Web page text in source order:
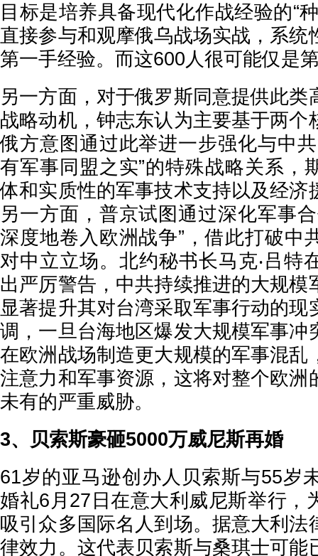
目标是培养具备现代化作战经验的“
直接参与和观摩俄乌战场实战，系统
第一手经验。而这600人很可能仅是
另一方面，对于俄罗斯同意提供此类
战略动机，钟志东认为主要基于两个
俄方意图通过此举进一步强化与中
有军事同盟之实”的特殊战略关系，
体和实质性的军事技术支持以及经济
另一方面，普京试图通过深化军事
深度地卷入欧洲战争”，借此打破中
对中立立场。北约秘书长马克‧吕特
出严厉警告，中共持续推进的大规模
显著提升其对台湾采取军事行动的现
调，一旦台海地区爆发大规模军事冲
在欧洲战场制造更大规模的军事混乱
注意力和军事资源，这将对整个欧洲
未有的严重威胁。
3、贝索斯豪砸5000万威尼斯再婚
61岁的亚马逊创办人贝索斯与55岁
婚礼6月27日在意大利威尼斯举行，
吸引众多国际名人到场。据意大利法
律效力。这代表贝索斯与桑琪士可能